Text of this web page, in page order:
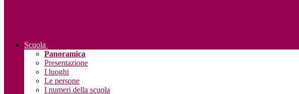
Scuola
Panoramica
Presentazione
I luoghi
Le persone
I numeri della scuola